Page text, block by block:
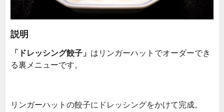
説明
「ドレッシング餃子」 はリンガーハットでオーダーでき
る裏メニューです。
リンガーハットの餃子にドレッシングをかけて完成。